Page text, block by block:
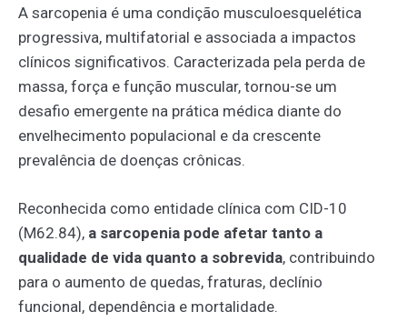
A sarcopenia é uma condição musculoesquelética
progressiva, multifatorial e associada a impactos
clínicos significativos. Caracterizada pela perda de
massa, força e função muscular, tornou-se um
desafio emergente na prática médica diante do
envelhecimento populacional e da crescente
prevalência de doenças crônicas.
Reconhecida como entidade clínica com CID-10
(M62.84), a sarcopenia pode afetar tanto a
qualidade de vida quanto a sobrevida, contribuindo
para o aumento de quedas, fraturas, declínio
funcional, dependência e mortalidade.